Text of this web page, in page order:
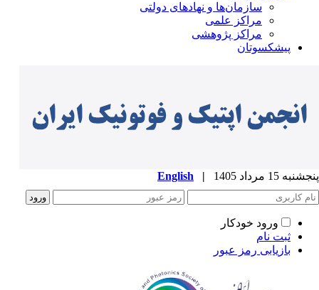
سازمان‌ها و نهادهای دولتی
مراکز علمی
مراکز پژوهشی
پیشکسوتان
15 مرداد 1405 |
English
ورود خودکار
ثبت نام
بازیابی رمز عبور